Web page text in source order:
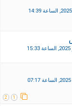
1
2